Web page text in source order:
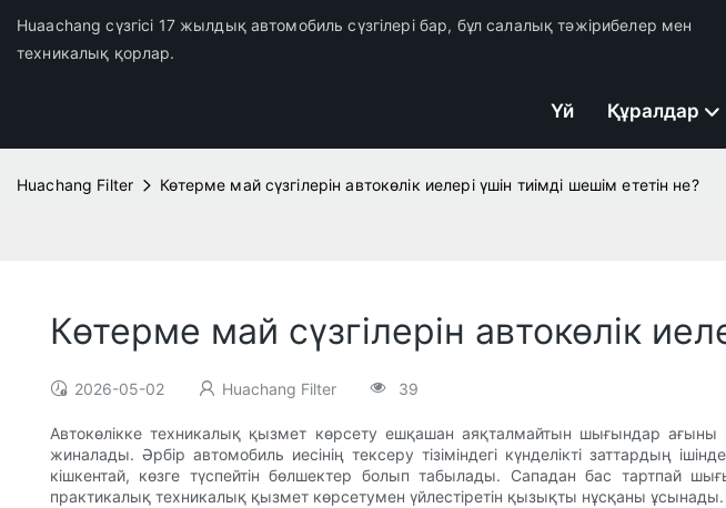
Huaachang сүзгісі 17 жылдық автомобиль сүзгілері бар, бұл салалық тәжірибелер мен
техникалық қорлар.
Үй Құралдар
Huachang Filter Көтерме май сүзгілерін автокөлік иелері үшін тиімді шешім ететін не?
Көтерме май сүзгілерін автокөлік
2026-05-02 Huachang Filter 39
Автокөлікке техникалық қызмет көрсету ешқашан аяқталмайтын шығындар ағыны
жиналады. Әрбір автомобиль иесінің тексеру тізіміндегі күнделікті заттардың
кішкентай, көзге түспейтін бөлшектер болып табылады. Сападан бас тартпай
практикалық техникалық қызмет көрсетумен үйлестіретін қызықты нұсқаны ұсынады.